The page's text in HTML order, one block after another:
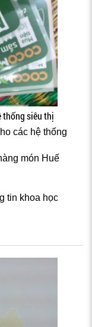
thống siêu thị
các hệ thống
món Huế
tin khoa học